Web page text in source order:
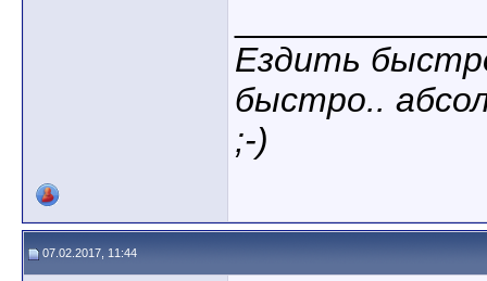
Ездить
быстро..
;-)
07.02.2017, 11:44